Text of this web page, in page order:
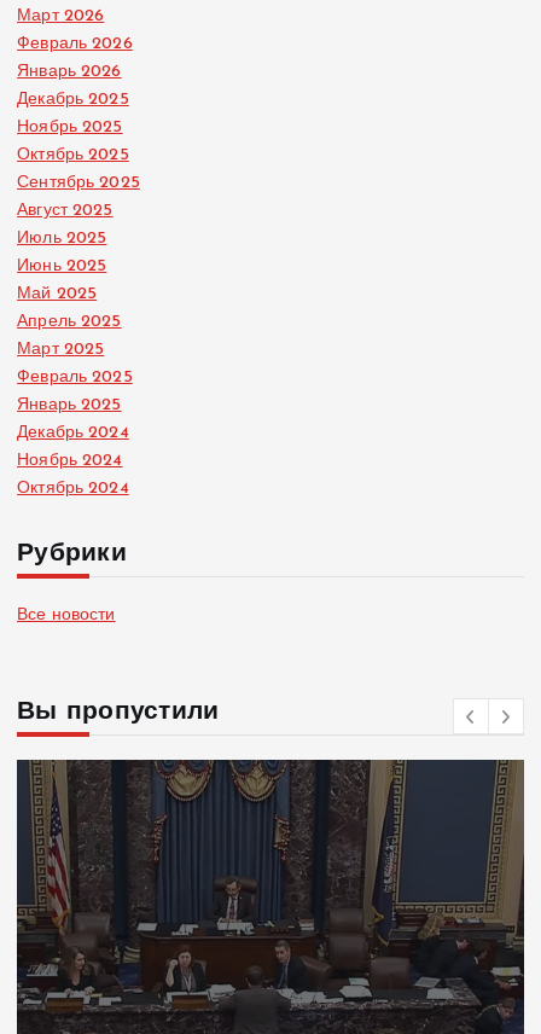
Март 2026
Февраль 2026
Январь 2026
Декабрь 2025
Ноябрь 2025
Октябрь 2025
Сентябрь 2025
Август 2025
Июль 2025
Июнь 2025
Май 2025
Апрель 2025
Март 2025
Февраль 2025
Январь 2025
Декабрь 2024
Ноябрь 2024
Октябрь 2024
Рубрики
Все новости
Вы пропустили